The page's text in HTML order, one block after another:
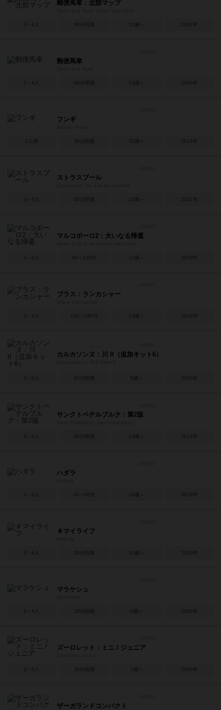
郵便馬車：北部マップ
2～4人 60分前後 10歳～ 2007年
郵便馬車
2～4人 60分前後 13歳～ 2006年
フンギ
2人用 30分前後 10歳～ 2014年
ストラスブール
3～5人 60分前後 12歳～ 2011年
マルコポーロ2：大いなる帰還
2～4人 60～120分 12歳～ 2019年
ブラス：ランカシャー
2～4人 120～180分 14歳～ 2018年
カルカソンヌ：川 II（追加キット6）
2～6人 60分前後 8歳～ 2005年
サンクトペテルブルク：第2版
2～5人 60分前後 13歳～ 2014年
ハダラ
2～5人 45～60分 10歳～ 2019年
＃マイライフ
2～6人 30分前後 10歳～ 2019年
マラケシュ
2～4人 20分前後 6歳～ 2002年
ズーロレット：ミニ / ジュニア
2～5人 30分前後 7歳～ 2010年
ザーガランドコンパクト